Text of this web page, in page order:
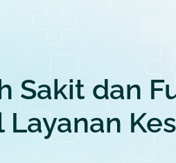
Sakit dan
Layanan